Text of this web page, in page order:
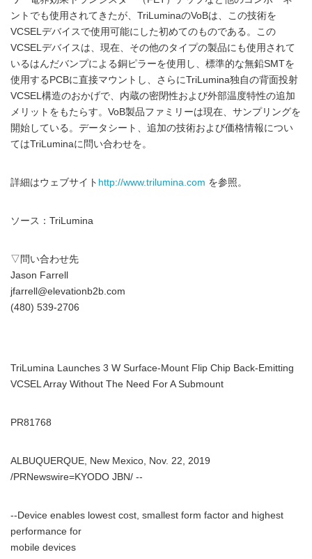
ントでも使用されてきたが、TriLuminaのVoBは、この技術を
VCSELデバイスで使用可能にした初めてのものである。この
VCSELデバイスは、現在、その他のタイプの製品にも使用されて
いるはんだバンプによる銅ピラーを使用し、標準的な無鉛SMTを
使用するPCBに直接マウントし、さらにTriLumina独自の背面投射
VCSEL構造のおかげで、内蔵の密閉性および外部温度特性の追加
メリットをもたらす。VoB製品ファミリーは現在、サンプリングを
開始している。データシート、追加の技術および価格情報につい
てはTriLuminaに問い合わせを。
詳細はウェブサイト http://www.trilumina.com を参照。
ソース：TriLumina
▽問い合わせ先
Jason Farrell
jfarrell@elevationb2b.com
(480) 539-2706
TriLumina Launches 3 W Surface-Mount Flip Chip Back-Emitting
VCSEL Array Without The Need For A Submount
PR81768
ALBUQUERQUE, New Mexico, Nov. 22, 2019
/PRNewswire=KYODO JBN/ --
--Device enables lowest cost, smallest form factor and highest
performance for
mobile devices